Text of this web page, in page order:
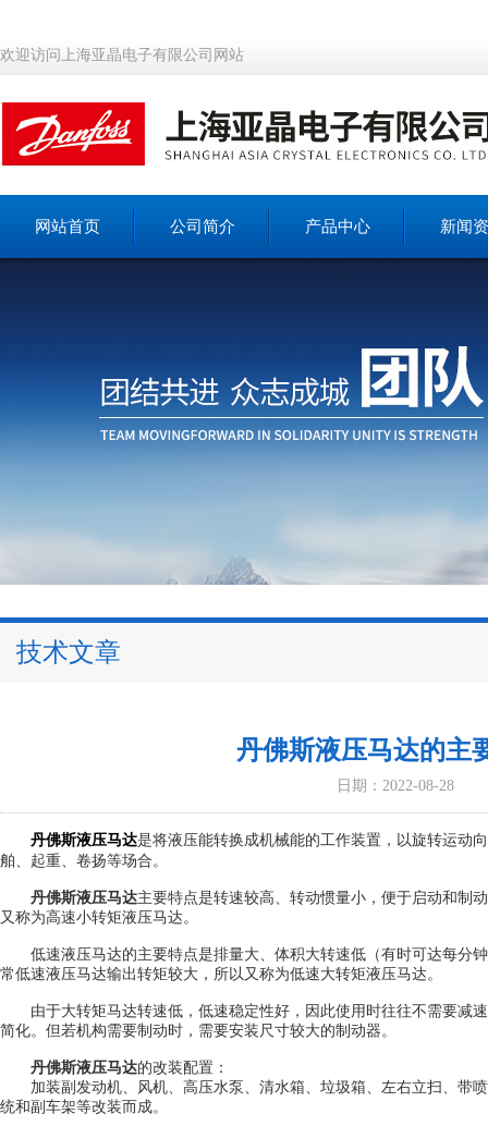
欢迎访问上海亚晶电子有限公司网站
网站首页 公司简介 产品中心 新闻
技术文章
丹佛斯液压马达的主
日期：2022-08-28
丹佛斯液压马达是将液压能转换成机械能的工作装置，以旋转运动
舶、起重、卷扬等场合。
丹佛斯液压马达主要特点是转速较高、转动惯量小，便于启动和制
又称为高速小转矩液压马达。
低速液压马达的主要特点是排量大、体积大转速低（有时可达每分
常低速液压马达输出转矩较大，所以又称为低速大转矩液压马达。
由于大转矩马达转速低，低速稳定性好，因此使用时往往不需要减
简化。但若机构需要制动时，需要安装尺寸较大的制动器。
丹佛斯液压马达的改装配置：
加装副发动机、风机、高压水泵、清水箱、垃圾箱、左右立扫、带
统和副车架等改装而成。